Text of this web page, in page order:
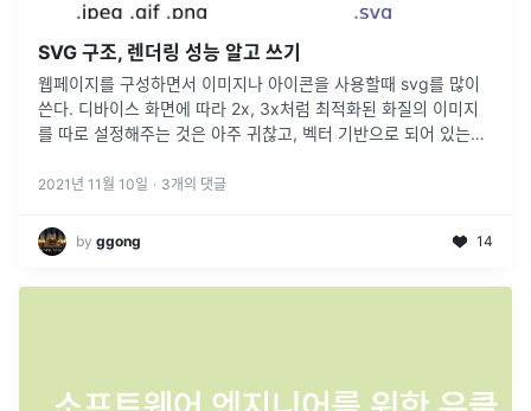
SVG 구조, 렌더링 성능 알고 쓰기
웹페이지를 구성하면서 이미지나 아이콘을 사용할때 svg를 많이
쓴다. 디바이스 화면에 따라 2x, 3x처럼 최적화된 화질의 이미지
를 따로 설정해주는 것은 아주 귀찮고, 벡터 기반으로 되어 있는
svg 이미...
2021년 11월 10일 · 3개의 댓글
by ggong 14